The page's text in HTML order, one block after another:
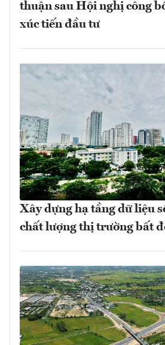
thuận sau Hội nghị công
xúc tiến đầu tư
Xây dựng hạ tầng dữ liệu
chất lượng thị trường bất